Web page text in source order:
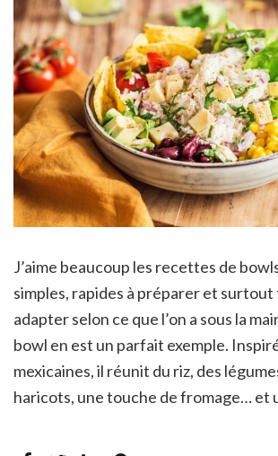
J’aime beaucoup les recettes de
simples, rapides à préparer et surtout
adapter selon ce que l’on a sous la
bowl en est un parfait exemple.
mexicaines, il réunit du riz, des
haricots, une touche de fromage… et